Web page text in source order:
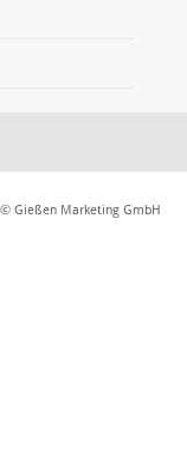
Gießen Marketing GmbH